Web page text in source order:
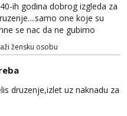
ih godina dobrog izgleda za
one koje su
se nac da ne gubimo
žensku osobu
druzenje,izlet uz naknadu za